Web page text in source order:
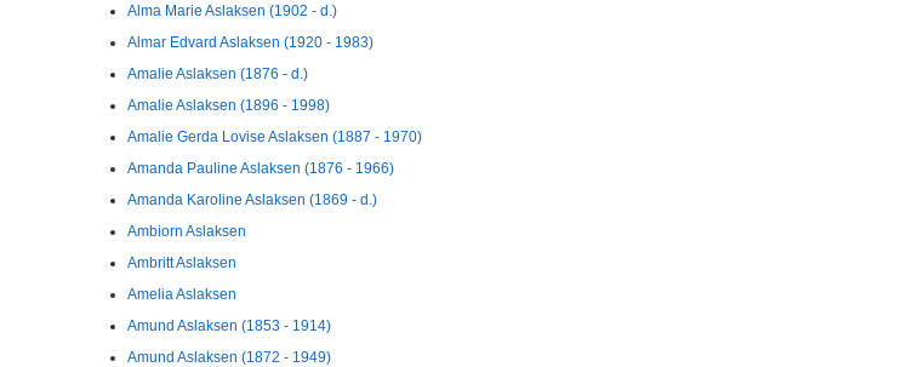
Alma Marie Aslaksen (1902 - d.)
Almar Edvard Aslaksen (1920 - 1983)
Amalie Aslaksen (1876 - d.)
Amalie Aslaksen (1896 - 1998)
Amalie Gerda Lovise Aslaksen (1887 - 1970)
Amanda Pauline Aslaksen (1876 - 1966)
Amanda Karoline Aslaksen (1869 - d.)
Ambiorn Aslaksen
Ambritt Aslaksen
Amelia Aslaksen
Amund Aslaksen (1853 - 1914)
Amund Aslaksen (1872 - 1949)